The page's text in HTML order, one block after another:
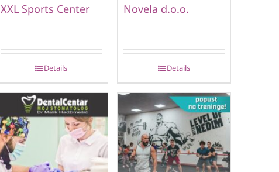
XXL Sports Center
Details
Novela d.o.o.
Details